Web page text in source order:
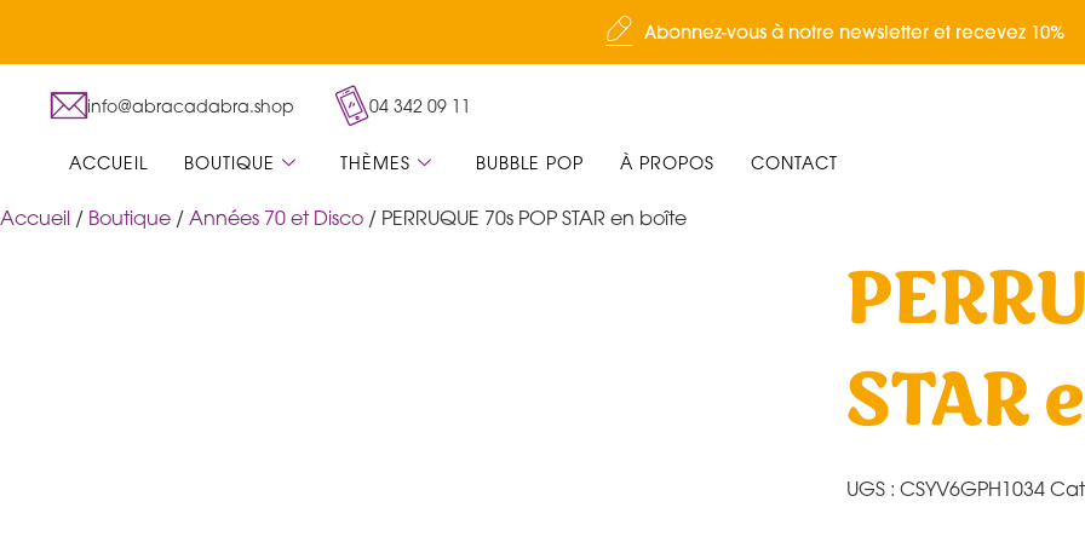
Abonnez-vous à notre newsletter et recevez 10%
info@abracadabra.shop 04 342 09 11
ACCUEIL BOUTIQUE THÈMES BUBBLE POP À PROPOS CONTACT
Accueil / Boutique / Années 70 et Disco / PERRUQUE 70s POP STAR en boîte
STAR
UGS : CSYV6GPH1034